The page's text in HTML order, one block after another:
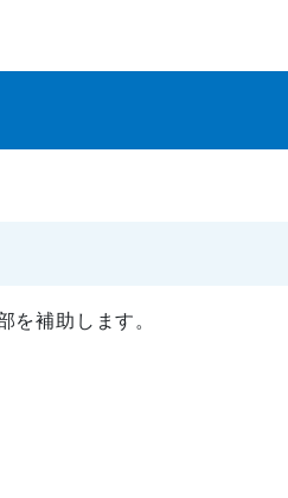
を補助します。